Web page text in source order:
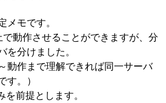
メモです。
動作させることができますが、分
を分けました。
動作まで理解できれば同一サーバ
す。）
を前提とします。